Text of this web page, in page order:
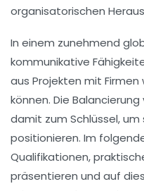
organisatorischen
In einem zunehmend
kommunikative
aus Projekten mit Firmen
können. Die
damit zum Schlüssel,
positionieren. Im
Qualifikationen,
präsentieren und auf